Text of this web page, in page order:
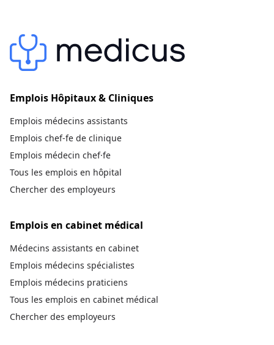
Emplois Hôpitaux & Cliniques
Emplois médecins assistants
Emplois chef-fe de clinique
Emplois médecin chef·fe
Tous les emplois en hôpital
Chercher des employeurs
Emplois en cabinet médical
Médecins assistants en cabinet
Emplois médecins spécialistes
Emplois médecins praticiens
Tous les emplois en cabinet médical
Chercher des employeurs